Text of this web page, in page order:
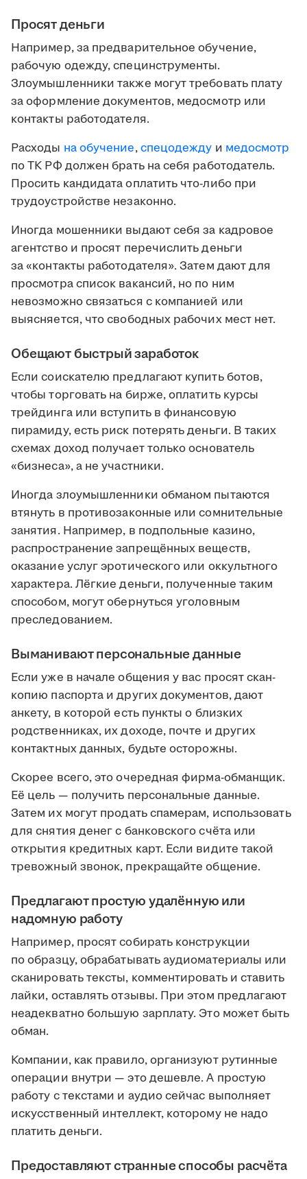
Просят деньги
Например, за предварительное обучение,
рабочую одежду, специнструменты.
Злоумышленники также могут требовать плату
за оформление документов, медосмотр или
контакты работодателя.
Расходы на обучение,спецодежду и медосмотр
по ТК РФ должен брать на себя работодатель.
Просить кандидата оплатить что-либо при
трудоустройстве незаконно.
Иногда мошенники выдают себя за кадровое
агентство и просят перечислить деньги
за «контакты работодателя». Затем дают для
просмотра список вакансий, но по ним
невозможно связаться с компанией или
выясняется, что свободных рабочих мест нет.
Обещают быстрый заработок
Если соискателю предлагают купить ботов,
чтобы торговать на бирже, оплатить курсы
трейдинга или вступить в финансовую
пирамиду, есть риск потерять деньги. В таких
схемах доход получает только основатель
«бизнеса», а не участники.
Иногда злоумышленники обманом пытаются
втянуть в противозаконные или сомнительные
занятия. Например, в подпольные казино,
распространение запрещённых веществ,
оказание услуг эротического или оккультного
характера. Лёгкие деньги, полученные таким
способом, могут обернуться уголовным
преследованием.
Выманивают персональные данные
Если уже в начале общения у вас просят скан-
копию паспорта и других документов, дают
анкету, в которой есть пункты о близких
родственниках, их доходе, почте и других
контактных данных, будьте осторожны.
Скорее всего, это очередная фирма-обманщик.
Её цель — получить персональные данные.
Затем их могут продать спамерам, использовать
для снятия денег с банковского счёта или
открытия кредитных карт. Если видите такой
тревожный звонок, прекращайте общение.
Предлагают простую удалённую или
надомную работу
Например, просят собирать конструкции
по образцу, обрабатывать аудиоматериалы или
сканировать тексты, комментировать и ставить
лайки, оставлять отзывы. При этом предлагают
неадекватно большую зарплату. Это может быть
обман.
Компании, как правило, организуют рутинные
операции внутри — это дешевле. А простую
работу с текстами и аудио сейчас выполняет
искусственный интеллект, которому не надо
платить деньги.
Предоставляют странные способы расчёта